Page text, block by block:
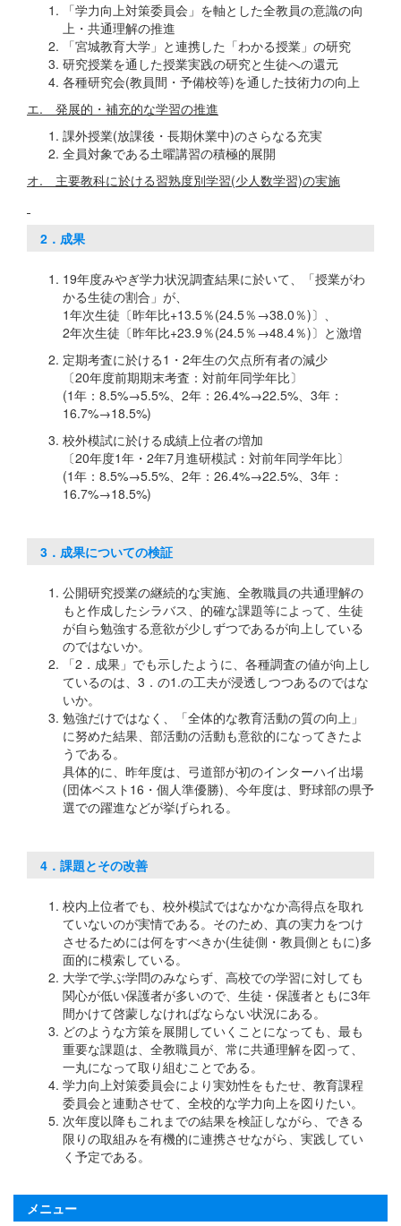
「学力向上対策委員会」を軸とした全教員の意識の向
上・共通理解の推進
「宮城教育大学」と連携した「わかる授業」の研究
研究授業を通した授業実践の研究と生徒への還元
各種研究会(教員間・予備校等)を通した技術力の向上
エ. 発展的・補充的な学習の推進
課外授業(放課後・長期休業中)のさらなる充実
全員対象である土曜講習の積極的展開
オ. 主要教科に於ける習熟度別学習(少人数学習)の実施
2．成果
19年度みやぎ学力状況調査結果に於いて、「授業がわ
かる生徒の割合」が、
1年次生徒〔昨年比+13.5％(24.5％→38.0％)〕、
2年次生徒〔昨年比+23.9％(24.5％→48.4％)〕と激増
定期考査に於ける1・2年生の欠点所有者の減少
〔20年度前期期末考査：対前年同学年比〕
(1年：8.5%→5.5%、2年：26.4%→22.5%、3年：
16.7%→18.5%)
校外模試に於ける成績上位者の増加
〔20年度1年・2年7月進研模試：対前年同学年比〕
(1年：8.5%→5.5%、2年：26.4%→22.5%、3年：
16.7%→18.5%)
3．成果についての検証
公開研究授業の継続的な実施、全教職員の共通理解の
もと作成したシラバス、的確な課題等によって、生徒
が自ら勉強する意欲が少しずつであるが向上している
のではないか。
「2．成果」でも示したように、各種調査の値が向上し
ているのは、3．の1.の工夫が浸透しつつあるのではな
いか。
勉強だけではなく、「全体的な教育活動の質の向上」
に努めた結果、部活動の活動も意欲的になってきたよ
うである。
具体的に、昨年度は、弓道部が初のインターハイ出場
(団体ベスト16・個人準優勝)、今年度は、野球部の県予
選での躍進などが挙げられる。
4．課題とその改善
校内上位者でも、校外模試ではなかなか高得点を取れ
ていないのが実情である。そのため、真の実力をつけ
させるためには何をすべきか(生徒側・教員側ともに)多
面的に模索している。
大学で学ぶ学問のみならず、高校での学習に対しても
関心が低い保護者が多いので、生徒・保護者ともに3年
間かけて啓蒙しなければならない状況にある。
どのような方策を展開していくことになっても、最も
重要な課題は、全教職員が、常に共通理解を図って、
一丸になって取り組むことである。
学力向上対策委員会により実効性をもたせ、教育課程
委員会と連動させて、全校的な学力向上を図りたい。
次年度以降もこれまでの結果を検証しながら、できる
限りの取組みを有機的に連携させながら、実践してい
く予定である。
メニュー